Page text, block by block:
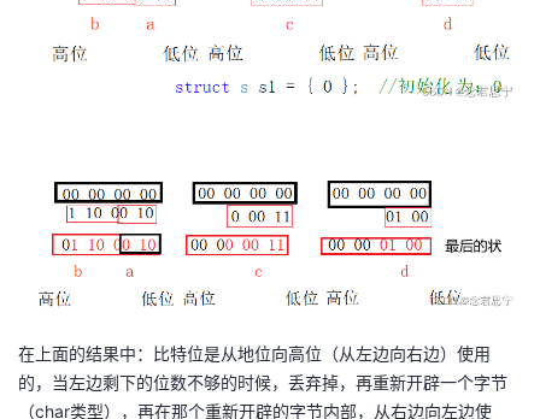
在上面的结果中：比特位是从地位向高位（从左边向右边）使用
的，当左边剩下的位数不够的时候，丢弃掉，再重新开辟一个字节
（char类型），再在那个重新开辟的字节内部，从右边向左边使